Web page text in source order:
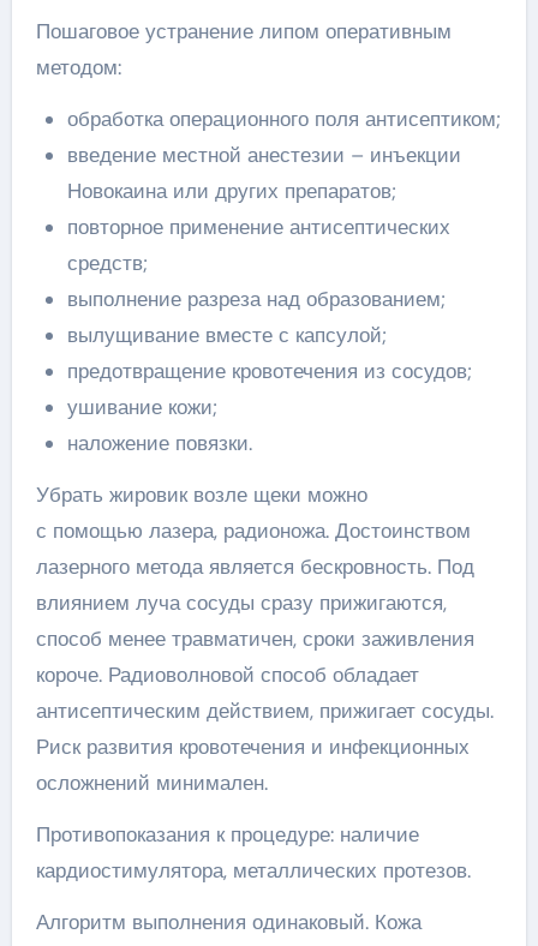
Пошаговое устранение липом оперативным
методом:
обработка операционного поля антисептиком;
введение местной анестезии – инъекции
Новокаина или других препаратов;
повторное применение антисептических
средств;
выполнение разреза над образованием;
вылущивание вместе с капсулой;
предотвращение кровотечения из сосудов;
ушивание кожи;
наложение повязки.
Убрать жировик возле щеки можно
с помощью лазера, радионожа. Достоинством
лазерного метода является бескровность. Под
влиянием луча сосуды сразу прижигаются,
способ менее травматичен, сроки заживления
короче. Радиоволновой способ обладает
антисептическим действием, прижигает сосуды.
Риск развития кровотечения и инфекционных
осложнений минимален.
Противопоказания к процедуре: наличие
кардиостимулятора, металлических протезов.
Алгоритм выполнения одинаковый. Кожа